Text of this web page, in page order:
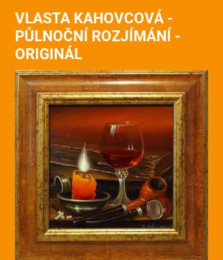
VLASTA KAHOVCOVÁ -
PŮLNOČNÍ ROZJÍMÁNÍ -
ORIGINÁL